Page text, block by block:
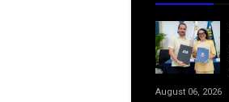
August 06, 2026